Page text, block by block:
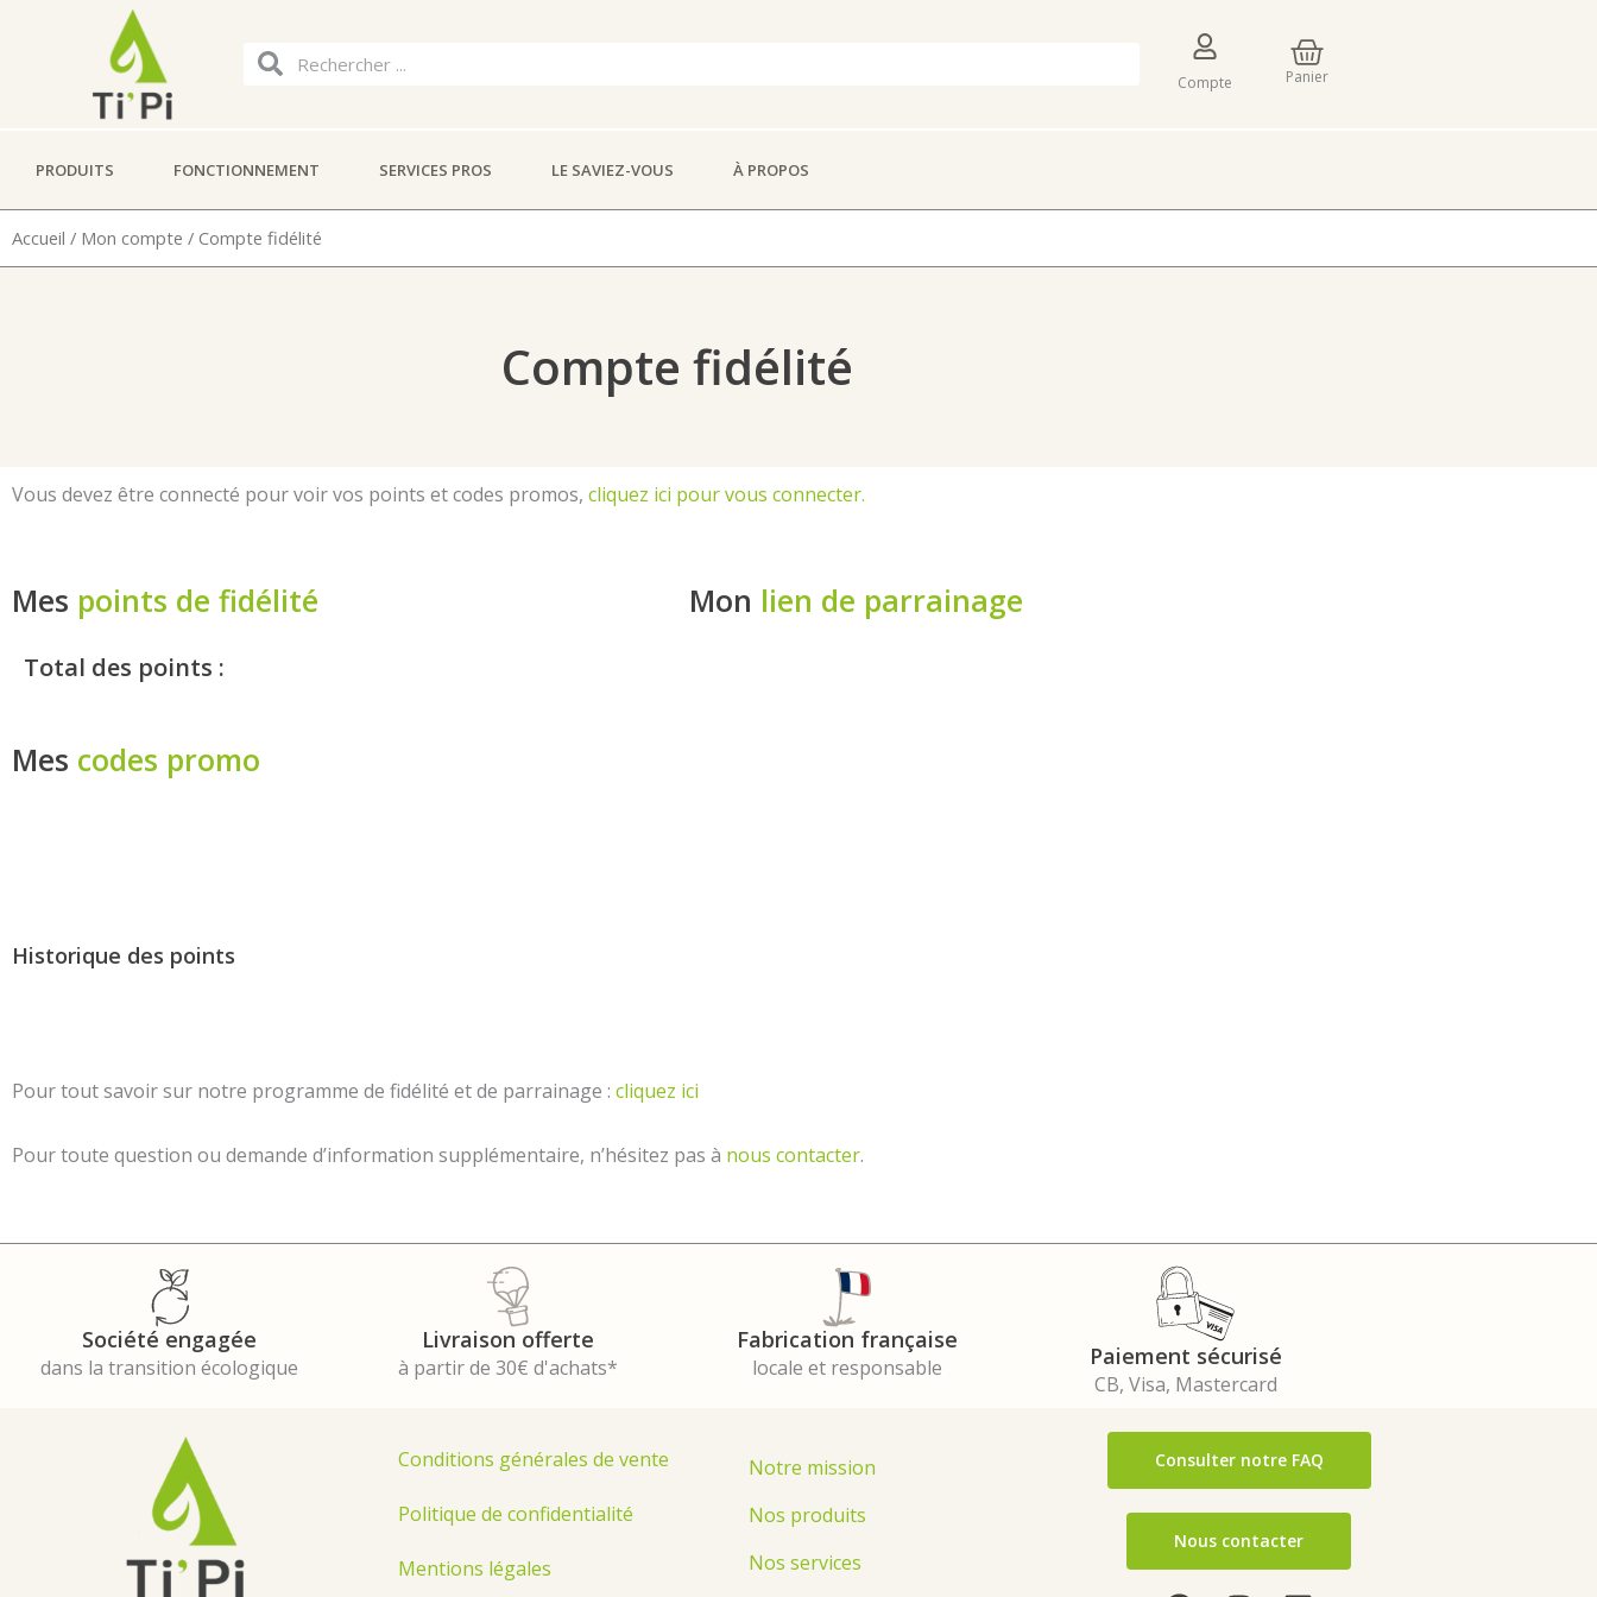
RechercherRechercher
Compte
Panier
Panier
PRODUITS FONCTIONNEMENT SERVICES PROS LE SAVIEZ-VOUS À PROPOS
Accueil / Mon compte / Compte fidélité
Compte fidélité
Vous devez être connecté pour voir vos points et codes promos, cliquez ici pour vous connecter.
Mes points de fidélité
Total des points :
Mes codes promo
Mon lien de parrainage
Historique des points
Pour tout savoir sur notre programme de fidélité et de parrainage : cliquez ici
Pour toute question ou demande d’information supplémentaire, n’hésitez pas à nous contacter.
Société engagée
dans la transition écologique
Livraison offerte
à partir de 30€ d'achats*
Fabrication française
locale et responsable Paiement sécurisé
CB, Visa, Mastercard
Conditions générales de vente
Politique de confidentialité
Mentions légales
Notre mission
Nos produits
Nos services
Consulter notre FAQ
Nous contacter